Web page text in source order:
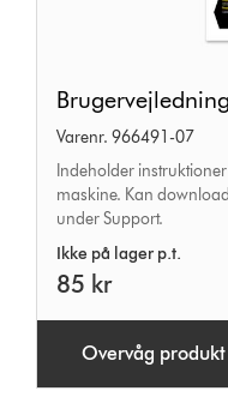
Brugervejledning
Varenr. 966491-07
Indeholder
maskine. Kan
under Support.
Ikke på lager p.t.
85 kr
Overvåg produkt